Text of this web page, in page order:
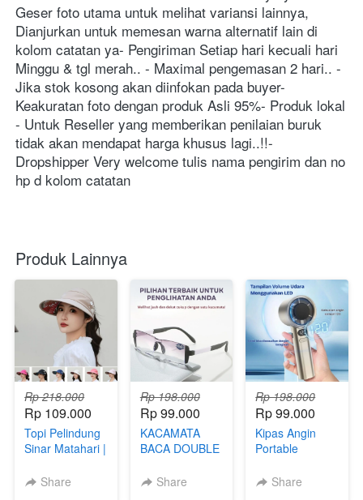
Geser foto utama untuk melihat variansi lainnya,
Dianjurkan untuk memesan warna alternatif lain di
kolom catatan ya- Pengiriman Setiap hari kecuali hari
Minggu & tgl merah.. - Maximal pengemasan 2 hari.. -
Jika stok kosong akan diinfokan pada buyer-
Keakuratan foto dengan produk Asli 95%- Produk lokal
- Untuk Reseller yang memberikan penilaian buruk
tidak akan mendapat harga khusus lagi..!!-
Dropshipper Very welcome tulis nama pengirim dan no
hp d kolom catatan
Produk Lainnya
Rp 218.000
Rp 109.000
Topi Pelindung
Sinar Matahari |
FREEShare
Rp 198.000
Rp 99.000
KACAMATA
BACA DOUBLE
VOXYShare
Rp 198.000
Rp 99.000
Kipas Angin
Portable
Turbo Mini LCD
Share